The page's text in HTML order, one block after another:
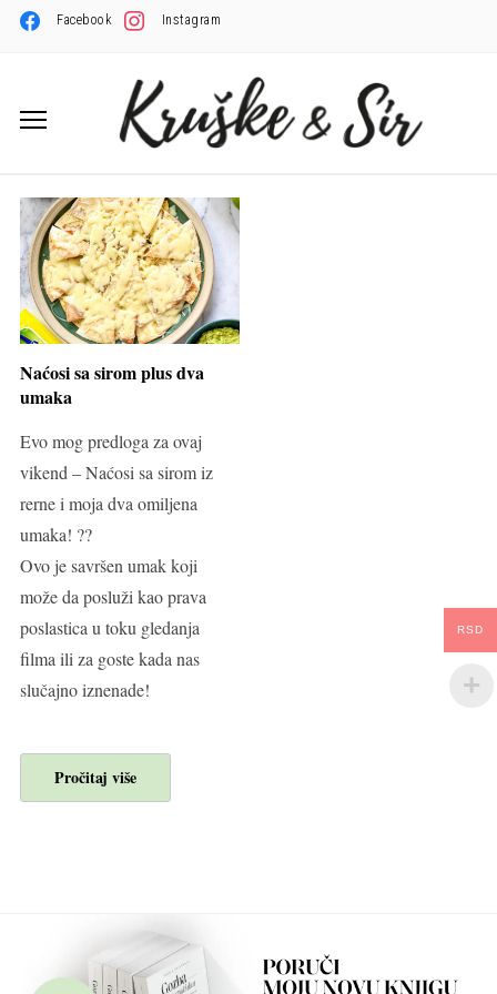
Facebook Instagram
Naćosi sa sirom plus dva
umaka
Evo mog predloga za ovaj
vikend – Naćosi sa sirom iz
rerne i moja dva omiljena
umaka! ??
Ovo je savršen umak koji
može da posluži kao prava
poslastica u toku gledanja
filma ili za goste kada nas
slučajno iznenade!
Pročitaj više
RSD